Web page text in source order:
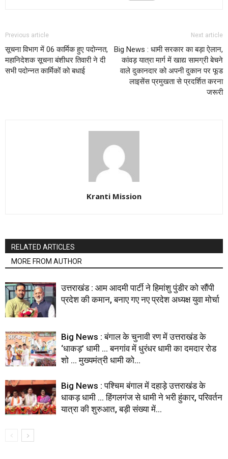
Previous article
सूचना विभाग में 06 कार्मिक हुए पदोन्नत,
महानिदेशक सूचना बंशीधर तिवारी ने दी
सभी पदोन्नत कार्मिकों को बधाई
Next article
Big News : धामी सरकार का बड़ा ऐलान,
कांवड़ यात्रा मार्ग में खाद्य सामग्री बेचने
वाले दुकानदार को अपनी दुकान पर फूड
लाइसेंस प्रमुखता से प्रदर्शित करना
जरूरी
Kranti Mission
RELATED ARTICLES
MORE FROM AUTHOR
उत्तराखंड : आम आदमी पार्टी ने हिमांशु पुंडीर को सौंपी
प्रदेश की कमान, बनाए गए नए प्रदेश अध्यक्ष युवा मोर्चा
Big News : बंगाल के चुनावी रण में उत्तराखंड के
‘धाकड़’ धामी … बनगांव में धुरंधर धामी का दमदार रोड
शो … मुख्यमंत्री धामी को...
Big News : पश्चिम बंगाल में दहाड़े उत्तराखंड के
धाकड़ धामी … हिंगलगंज से धामी ने भरी हुंकार, परिवर्तन
यात्रा की शुरुआत, बड़ी संख्या में...